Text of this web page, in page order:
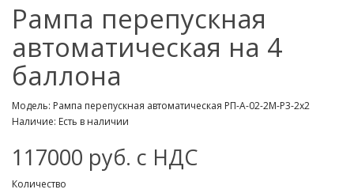
Рампа перепускная
автоматическая на 4
баллона
Модель: Рампа перепускная автоматическая РП-А-02-2М-Р3-2х2
Наличие: Есть в наличии
117000 руб. с НДС
Количество